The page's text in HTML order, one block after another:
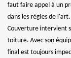
faut faire appel à un
dans les règles de
Couverture intervient
toiture. Avec son
final est toujours